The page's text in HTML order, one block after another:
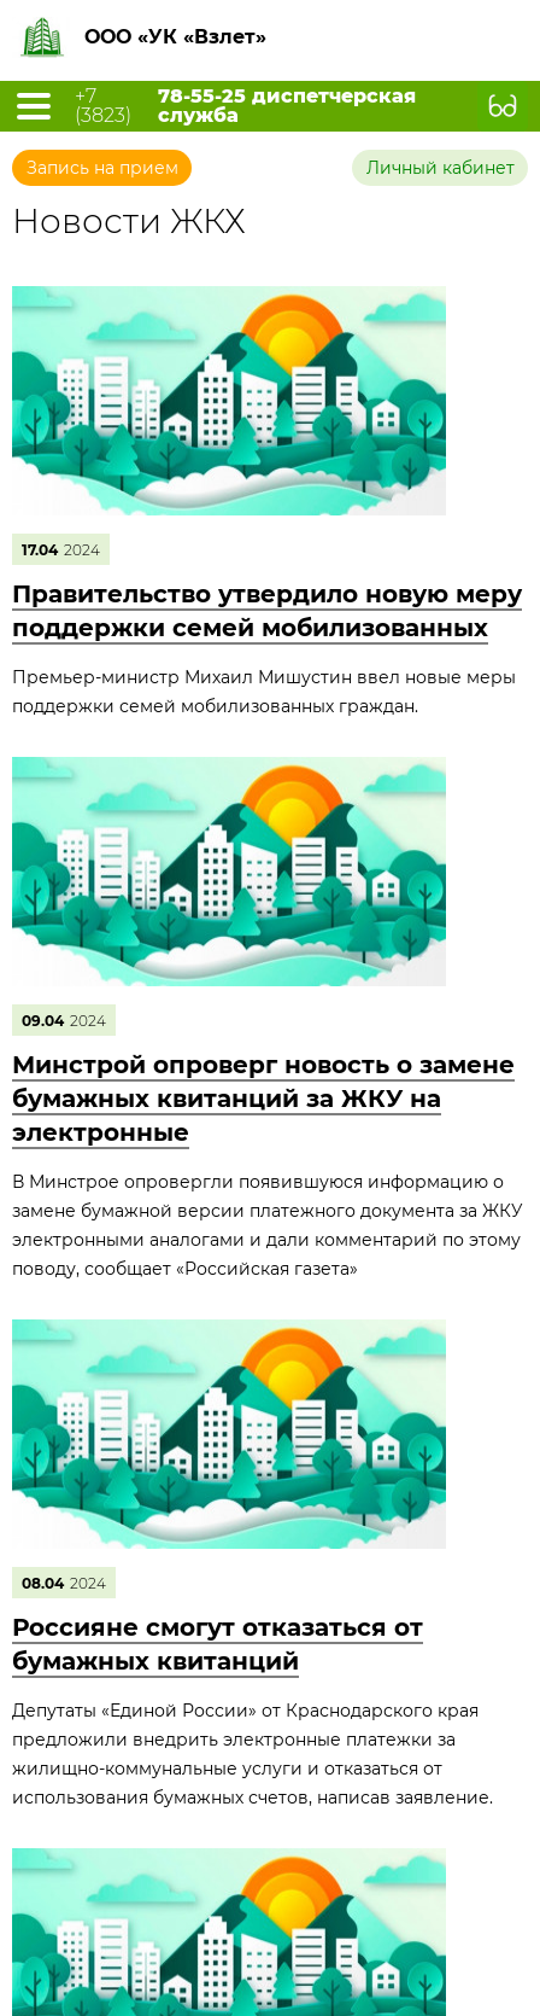
ООО «УК «Взлет»
+7
(3823)
78-55-25 диспетчерская
служба
Запись на прием Личный кабинет
Новости ЖКХ
17.04 2024
Правительство утвердило новую меру
поддержки семей мобилизованных
Премьер-министр Михаил Мишустин ввел новые меры
поддержки семей мобилизованных граждан.
09.04 2024
Минстрой опроверг новость о замене
бумажных квитанций за ЖКУ на
электронные
В Минстрое опровергли появившуюся информацию о
замене бумажной версии платежного документа за ЖКУ
электронными аналогами и дали комментарий по этому
поводу, сообщает «Российская газета»
08.04 2024
Россияне смогут отказаться от
бумажных квитанций
Депутаты «Единой России» от Краснодарского края
предложили внедрить электронные платежки за
жилищно-коммунальные услуги и отказаться от
использования бумажных счетов, написав заявление.